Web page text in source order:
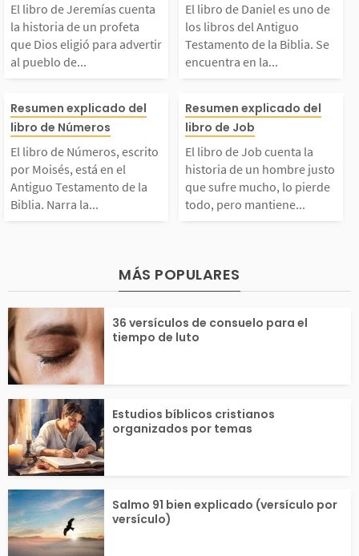
escritos por más
40 personas en u
demostró un
compromiso
egra,...
la historia de u
profeta que Dios eli
para advertir al p
de Judá sobre s
malas acciones. Jer
les pide que s
El libro de Jeremías cuenta
la historia de un profeta
que Dios eligió para advertir
al pueblo de...
uno de los
ntiguo
a Biblia. Se
en la sección
bros
a la historia
El libro de Daniel es uno de
los libros del Antiguo
Testamento de la Biblia. Se
encuentra en la...
libro de Números, e
por Moisés, est
en el Antiguo Testa
la travesía del pue
de Israel por el de
después de...
Resumen explicado del
libro de Números
El libro de Números, escrito
por Moisés, está en el
Antiguo Testamento de la
Biblia. Narra la...
El libro de Job
la historia de
re justo que
o mantiene su
stra cómo el
Resumen explicado del
libro de Job
El libro de Job cuenta la
historia de un hombre justo
que sufre mucho, lo pierde
todo, pero mantiene...
MÁS POPULARES
36 versículos de consuelo para el
tiempo de luto
Estudios bíblicos cristianos
organizados por temas
Salmo 91 bien explicado (versículo por
versículo)